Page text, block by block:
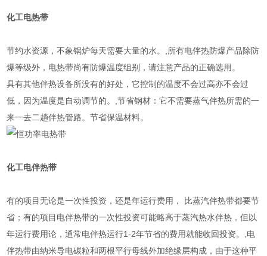
化工电热带
节约水资源，不象锅炉每天需要大量的水。,所有电伴热防爆产品除防
爆等级外，电热带尚有防爆温度组别，请注意产品的正确选用。
具有其他伴热设备所没有的好处，它控制的温度不会过高亦不会过
低，因为温度是自动调节的。,节省钢材：它不需要蒸气伴热所需的一
来一去二趟伴热管路。节省保温材料。
化工电伴热带
有的项目无论是一次性投资，还是年运行费用， 比蒸汽伴热带都要节
省；有的项目电伴热带的一次性投资可能略高于蒸汽热水伴热，但以
年运行费用论，通常电伴热运行1-2年节省的费用就能收回投资。,电
伴热带由纳米导电碳粒和两根平行母线外加绝缘层构成，由于这种平